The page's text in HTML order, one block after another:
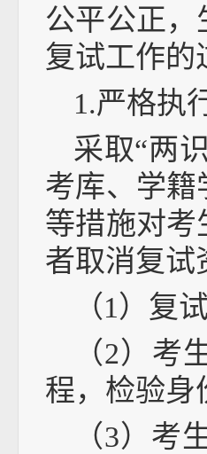
公平公正，
复试工作的
1.严格执
采取“两
考库、学籍
等措施对考
者取消复试
（1）复
（2）考
程，检验身
（3）考